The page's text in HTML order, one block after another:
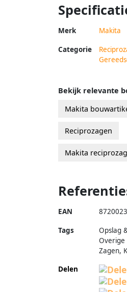
Merk Makita
Categorie
Bekijk relevante
Makita
Reciprozagen
Makita
EAN
Tags
Opslag
Zagen,
Delen